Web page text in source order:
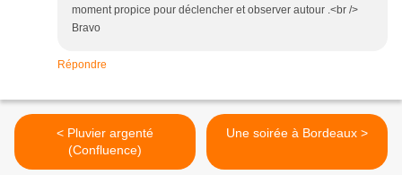
moment propice pour déclencher et observer autour .<br />
Bravo
Répondre
< Pluvier argenté
(Confluence)
Une soirée à Bordeaux >